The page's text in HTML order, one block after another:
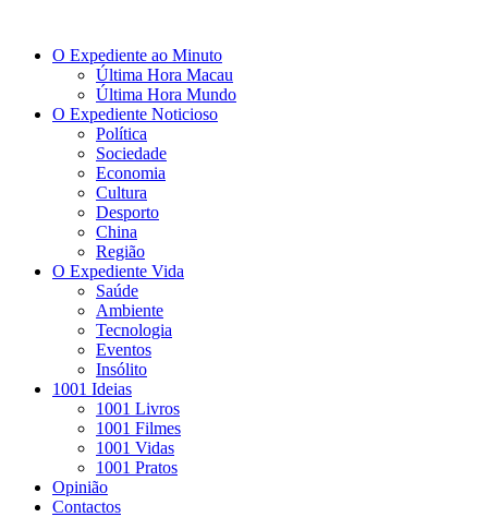
O Expediente ao Minuto
Última Hora Macau
Última Hora Mundo
O Expediente Noticioso
Política
Sociedade
Economia
Cultura
Desporto
China
Região
O Expediente Vida
Saúde
Ambiente
Tecnologia
Eventos
Insólito
1001 Ideias
1001 Livros
1001 Filmes
1001 Vidas
1001 Pratos
Opinião
Contactos